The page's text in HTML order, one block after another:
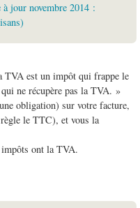
jour novembre 2014 :
TVA est un impôt qui frappe le
ne récupère pas la TVA. »
obligation) sur votre facture,
le TTC), et vous la
ont la TVA.